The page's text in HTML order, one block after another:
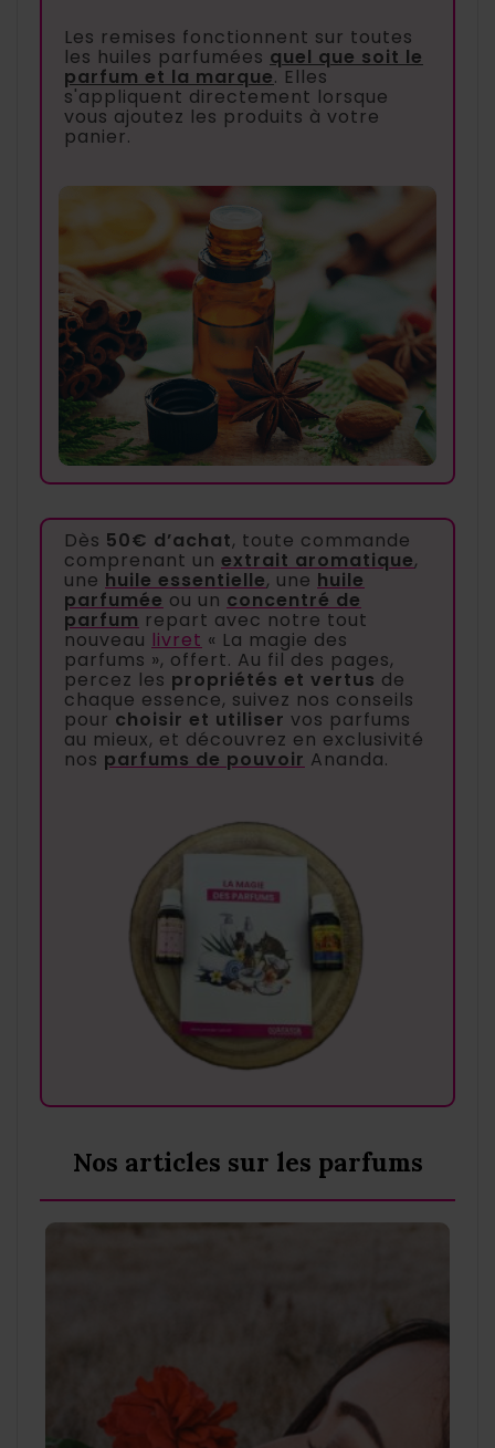
Les remises fonctionnent sur toutes
les huiles parfumées quel que soit le
parfum et la marque. Elles
s'appliquent directement lorsque
vous ajoutez les produits à votre
panier.
Dès 50€ d’achat, toute commande
comprenant un extrait aromatique,
une huile essentielle, une huile
parfumée ou un concentré de
parfum repart avec notre tout
nouveau livret « La magie des
parfums », offert. Au fil des pages,
percez les propriétés et vertus de
chaque essence, suivez nos conseils
pour choisir et utiliser vos parfums
au mieux, et découvrez en exclusivité
nos parfums de pouvoir Ananda.
Nos articles sur les parfums